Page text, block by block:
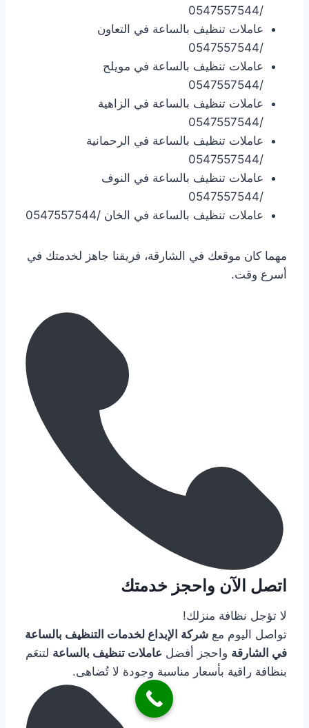
/0547557544
عاملات تنظيف بالساعة في التعاون
/0547557544
عاملات تنظيف بالساعة في مويلح
/0547557544
عاملات تنظيف بالساعة في الزاهية
/0547557544
عاملات تنظيف بالساعة في الرحمانية
/0547557544
عاملات تنظيف بالساعة في النوف
/0547557544
عاملات تنظيف بالساعة في الخان /0547557544
مهما كان موقعك في الشارقة، فريقنا جاهز لخدمتك في
أسرع وقت.
اتصل الآن واحجز خدمتك
لا تؤجل نظافة منزلك!
تواصل اليوم مع شركة الإبداع لخدمات التنظيف بالساعة
في الشارقة واحجز أفضل عاملات تنظيف بالساعة لتنعَم
بنظافة راقية بأسعار مناسبة وجودة لا تُضاهى.